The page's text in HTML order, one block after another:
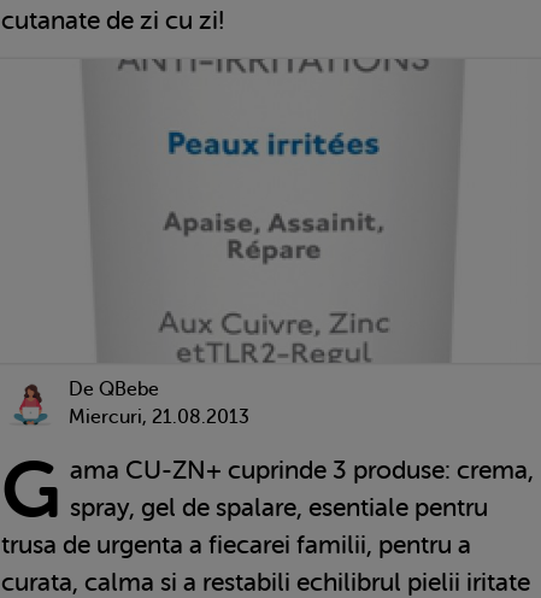
cutanate de zi cu zi!
De QBebe
Miercuri, 21.08.2013
G ama CU-ZN+ cuprinde 3 produse: crema,
spray, gel de spalare, esentiale pentru
trusa de urgenta a fiecarei familii, pentru a
curata, calma si a restabili echilibrul pielii iritate